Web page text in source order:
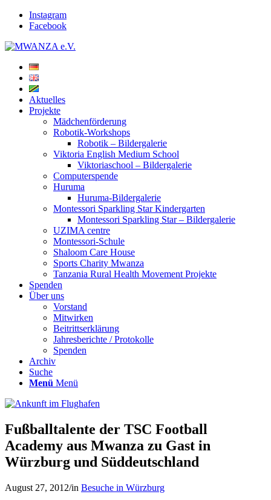
Instagram
Facebook
Aktuelles
Projekte
Mädchenförderung
Robotik-Workshops
Robotik – Bildergalerie
Viktoria English Medium School
Viktoriaschool – Bildergalerie
Computerspende
Huruma
Huruma-Bildergalerie
Montessori Sparkling Star Kindergarten
Montessori Sparkling Star – Bildergalerie
UZIMA centre
Montessori-Schule
Shaloom Care House
Sports Charity Mwanza
Tanzania Rural Health Movement Projekte
Spenden
Über uns
Vorstand
Mitwirken
Beitrittserklärung
Jahresberichte / Protokolle
Spenden
Archiv
Suche
Menü Menü
Fußballtalente der TSC Football
Academy aus Mwanza zu Gast in
Würzburg und Süddeutschland
August 27, 2012/in Besuche in Würzburg